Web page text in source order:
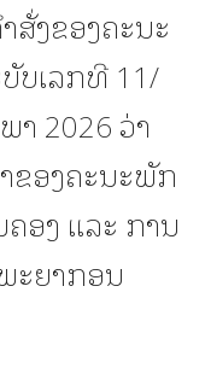
ງຂອງຄະນະ
ບເລກທີ 11/
2026 ວ່າ
ຂອງຄະນະພັກ
ອງ ແລະ ການ
ະຍາກອນ